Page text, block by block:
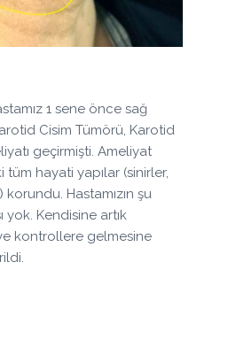
1 sene önce sağ
Cisim Tümörü, Karotid
geçirmişti. Ameliyat
tüm hayati yapılar (sinirler,
korundu. Hastamızın şu
yok. Kendisine artık
kontrollere gelmesine